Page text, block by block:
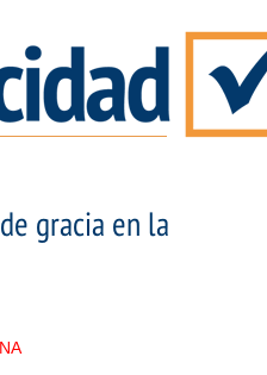
gracia en la